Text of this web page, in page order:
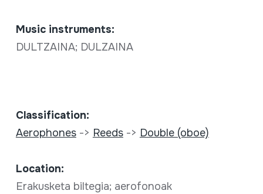
Music instruments:
DULTZAINA; DULZAINA
Classification:
Aerophones-> Reeds-> Double (oboe)
Location:
Erakusketa biltegia; aerofonoak